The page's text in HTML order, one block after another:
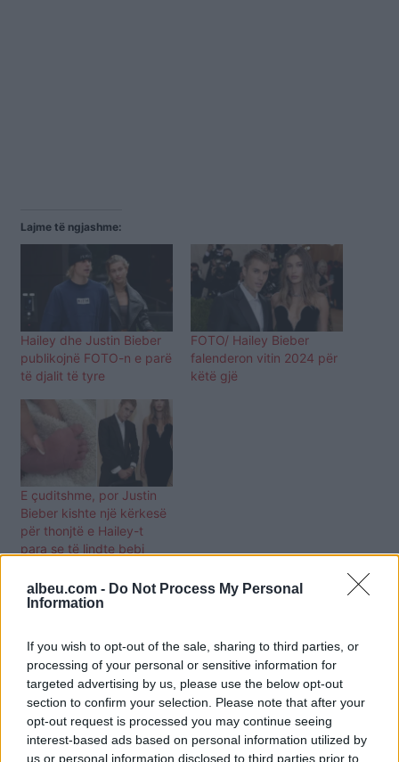
albeu.com - Do Not Process My Personal
Information
If you wish to opt-out of the sale, sharing to third parties, or
processing of your personal or sensitive information for
targeted advertising by us, please use the below opt-out
section to confirm your selection. Please note that after your
opt-out request is processed you may continue seeing
interest-based ads based on personal information utilized by
us or personal information disclosed to third parties prior to
Lajme të ngjashme:
Hailey dhe Justin Bieber
publikojnë FOTO-n e parë
të djalit të tyre
FOTO/ Hailey Bieber
falenderon vitin 2024 për
këtë gjë
E çuditshme, por Justin
Bieber kishte një kërkesë
për thonjtë e Hailey-t
para se të lindte bebi